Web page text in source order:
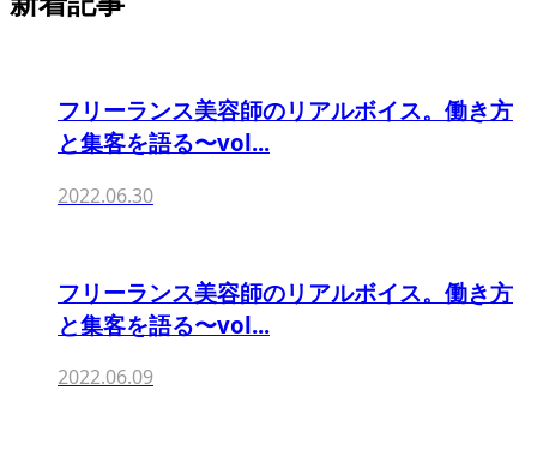
フリーランス美容師のリアルボイス。働き方
と集客を語る〜vol...
2022.06.30
フリーランス美容師のリアルボイス。働き方
と集客を語る〜vol...
2022.06.09